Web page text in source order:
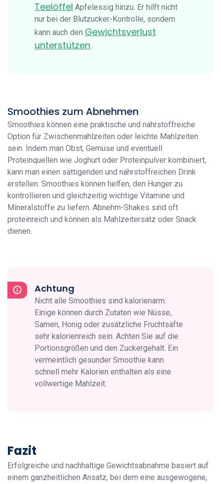
Teelöffel Apfelessig hinzu. Er hilft nicht
nur bei der Blutzucker-Kontrolle, sondern
kann auch den Gewichtsverlust
unterstützen.
Smoothies zum Abnehmen
Smoothies können eine praktische und nährstoffreiche
Option für Zwischenmahlzeiten oder leichte Mahlzeiten
sein. Indem man Obst, Gemüse und eventuell
Proteinquellen wie Joghurt oder Proteinpulver kombiniert,
kann man einen sättigenden und nährstoffreichen Drink
erstellen. Smoothies können helfen, den Hunger zu
kontrollieren und gleichzeitig wichtige Vitamine und
Mineralstoffe zu liefern. Abnehm-Shakes sind oft
proteinreich und können als Mahlzeitersatz oder Snack
dienen.
Achtung
Nicht alle Smoothies sind kalorienarm.
Einige können durch Zutaten wie Nüsse,
Samen, Honig oder zusätzliche Fruchtsäfte
sehr kalorienreich sein. Achten Sie auf die
Portionsgrößen und den Zuckergehalt. Ein
vermeintlich gesunder Smoothie kann
schnell mehr Kalorien enthalten als eine
vollwertige Mahlzeit.
Fazit
Erfolgreiche und nachhaltige Gewichtsabnahme basiert auf
einem ganzheitlichen Ansatz, bei dem eine ausgewogene,